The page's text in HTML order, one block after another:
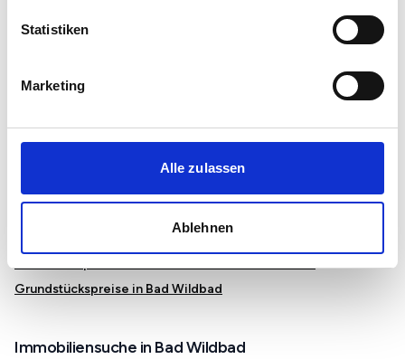
Statistiken
Marketing
Alle zulassen
Ablehnen
Calw
Keltern
Immobilienmarkt und Preise in Bad Wildbad
Immobilienpreise in Bad Wildbad im Schwarzwald
Grundstückspreise in Bad Wildbad
Immobiliensuche in Bad Wildbad